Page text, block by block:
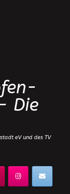
Die
eV und des TV